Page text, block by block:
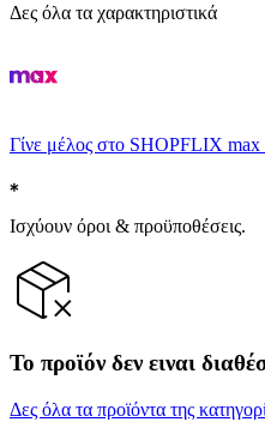
Δες όλα τα χαρακτηριστικά
Γίνε μέλος στο SHOPFLIX max
Ισχύουν όροι & προϋποθέσεις.
Το προϊόν δεν ειναι
Δες όλα τα προϊόντα της